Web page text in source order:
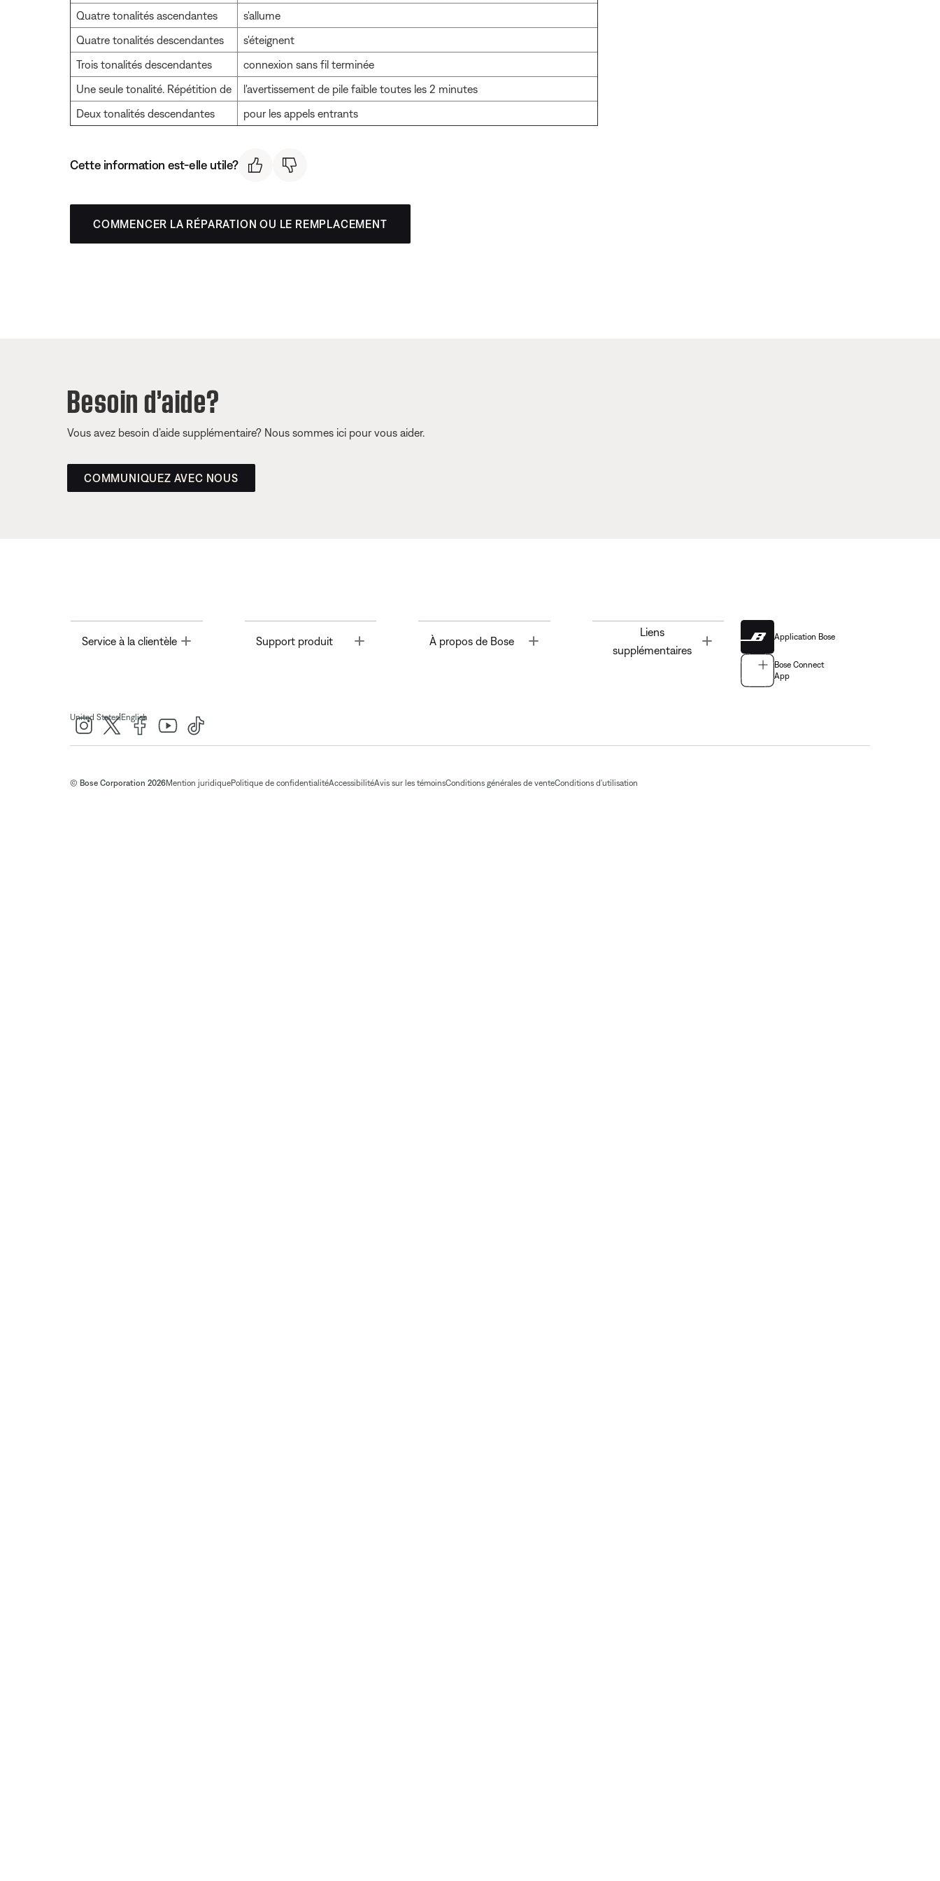
Quatre tonalités ascendantes
s'allume
Quatre tonalités descendantes
s'éteignent
Trois tonalités descendantes
connexion sans fil terminée
Une seule tonalité. Répétition de
l'avertissement de pile faible toutes les 2 minutes
Deux tonalités descendantes
pour les appels entrants
Cette information est-elle utile?
COMMENCER LA RÉPARATION OU LE REMPLACEMENT
Besoin d’aide?
Vous avez besoin d’aide supplémentaire? Nous sommes ici pour vous aider.
COMMUNIQUEZ AVEC NOUS
Service à la clientèle Toggle Support produit À propos de Bose Toggle
Liens
supplémentaires
Application Bose
Bose Connect
App
United States| English
© Bose Corporation 2026Mention juridiquePolitique de confidentialitéAccessibilitéAvis sur les témoinsConditions générales de venteConditions d'utilisation